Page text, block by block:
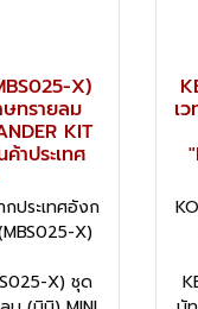
X)
ทรายลม
KIT
าประเทศ
กประเทศอังก
X)
X) ชุด
เ